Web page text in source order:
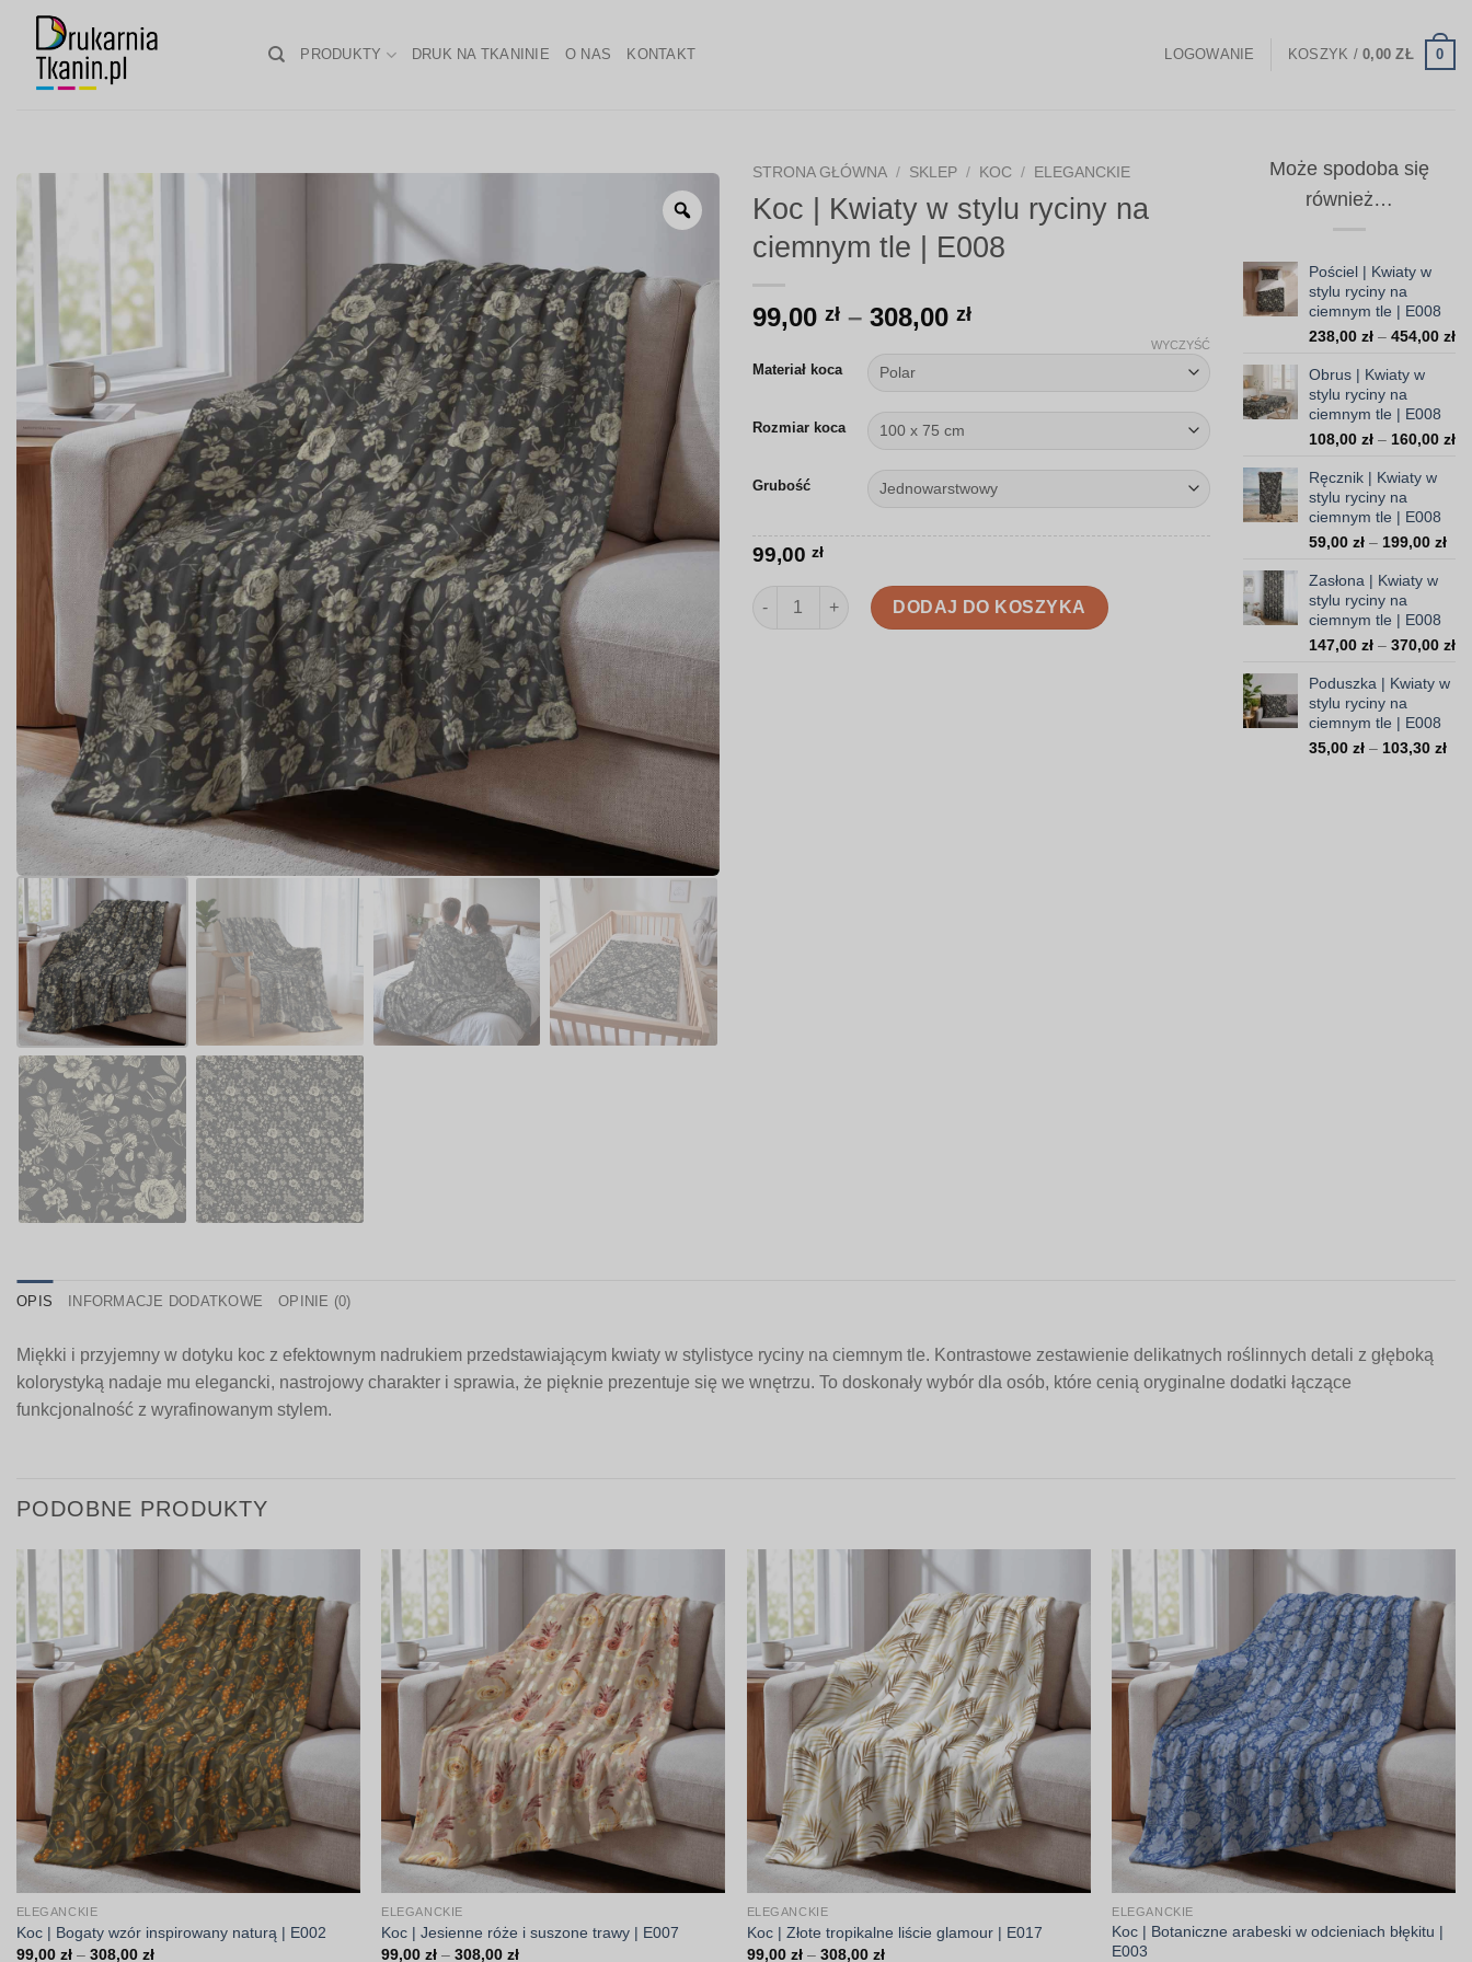
content
PRODUKTY DRUK NA TKANINIE O NAS KONTAKT LOGOWANIE KOSZYK /0,00ZŁ 0
Zoom
STRONA GŁÓWNA / SKLEP / KOC / ELEGANCKIE
Koc | Kwiaty w stylu ryciny na
ciemnym tle | E008
99,00 zł – 308,00 złZakres
99,00 zł
do
308,00 zł
Materiał koca
Rozmiar koca
Grubość
WYCZYŚĆ
99,00 zł
ilość Koc | Kwiaty w stylu ryciny na ciemnym tle | E008
DODAJ DO KOSZYKA
Może spodoba się
również…
Pościel | Kwiaty w
stylu ryciny na
ciemnym tle | E008
238,00 zł – 454,00 zł
Obrus | Kwiaty w
stylu ryciny na
ciemnym tle | E008
108,00 zł – 160,00 zł
Ręcznik | Kwiaty w
stylu ryciny na
ciemnym tle | E008
59,00 zł – 199,00 zł
Zasłona | Kwiaty w
stylu ryciny na
ciemnym tle | E008
147,00 zł – 370,00 zł
Poduszka | Kwiaty w
stylu ryciny na
ciemnym tle | E008
35,00 zł – 103,30 zł
OPIS INFORMACJE DODATKOWE OPINIE (0)
Miękki i przyjemny w dotyku koc z efektownym nadrukiem przedstawiającym kwiaty w stylistyce ryciny na ciemnym tle. Kontrastowe zestawienie delikatnych roślinnych detali z głęboką
kolorystyką nadaje mu elegancki, nastrojowy charakter i sprawia, że pięknie prezentuje się we wnętrzu. To doskonały wybór dla osób, które cenią oryginalne dodatki łączące
funkcjonalność z wyrafinowanym stylem.
PODOBNE PRODUKTY
ELEGANCKIE
Koc | Bogaty wzór inspirowany naturą | E002
99,00 zł – 308,00 złZakres
ELEGANCKIE
Koc | Jesienne róże i suszone trawy | E007
99,00zł – 308,00złZakres
ELEGANCKIE
Koc | Złote tropikalne liście glamour | E017
99,00 zł – 308,00 złZakres
ELEGANCKIE
Koc | Botaniczne arabeski w odcieniach błękitu |
E003